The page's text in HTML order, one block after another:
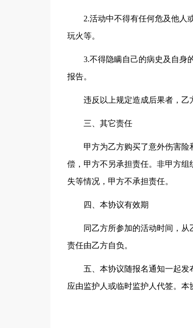
2.活动中不得有任何危及他人
玩火等。
3.不得隐瞒自己的病史及自身
报告。
违反以上规定造成后果者，乙
三、其它责任
甲方为乙方购买了意外伤害
偿，甲方不另承担责任。非甲方
失等情况，甲方不承担责任。
四、本协议有效期
同乙方所参加的活动时间，从
责任由乙方自负。
五、本协议随报名通知一起发
应由监护人或临时监护人代签。本